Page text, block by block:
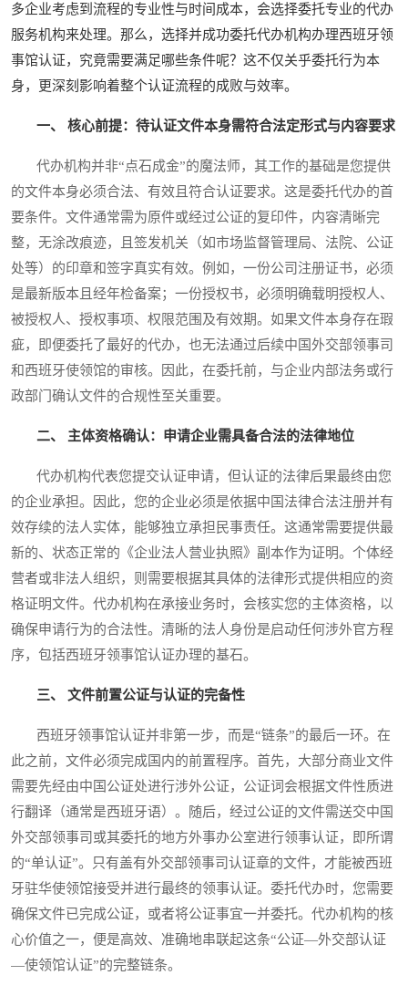
多企业考虑到流程的专业性与时间成本，会选择委托专业的代办
服务机构来处理。那么，选择并成功委托代办机构办理西班牙领
事馆认证，究竟需要满足哪些条件呢？这不仅关乎委托行为本
身，更深刻影响着整个认证流程的成败与效率。
一、 核心前提：待认证文件本身需符合法定形式与内容要求
代办机构并非“点石成金”的魔法师，其工作的基础是您提供
的文件本身必须合法、有效且符合认证要求。这是委托代办的首
要条件。文件通常需为原件或经过公证的复印件，内容清晰完
整，无涂改痕迹，且签发机关（如市场监督管理局、法院、公证
处等）的印章和签字真实有效。例如，一份公司注册证书，必须
是最新版本且经年检备案；一份授权书，必须明确载明授权人、
被授权人、授权事项、权限范围及有效期。如果文件本身存在瑕
疵，即便委托了最好的代办，也无法通过后续中国外交部领事司
和西班牙使领馆的审核。因此，在委托前，与企业内部法务或行
政部门确认文件的合规性至关重要。
二、 主体资格确认：申请企业需具备合法的法律地位
代办机构代表您提交认证申请，但认证的法律后果最终由您
的企业承担。因此，您的企业必须是依据中国法律合法注册并有
效存续的法人实体，能够独立承担民事责任。这通常需要提供最
新的、状态正常的《企业法人营业执照》副本作为证明。个体经
营者或非法人组织，则需要根据其具体的法律形式提供相应的资
格证明文件。代办机构在承接业务时，会核实您的主体资格，以
确保申请行为的合法性。清晰的法人身份是启动任何涉外官方程
序，包括西班牙领事馆认证办理的基石。
三、 文件前置公证与认证的完备性
西班牙领事馆认证并非第一步，而是“链条”的最后一环。在
此之前，文件必须完成国内的前置程序。首先，大部分商业文件
需要先经由中国公证处进行涉外公证，公证词会根据文件性质进
行翻译（通常是西班牙语）。随后，经过公证的文件需送交中国
外交部领事司或其委托的地方外事办公室进行领事认证，即所谓
的“单认证”。只有盖有外交部领事司认证章的文件，才能被西班
牙驻华使领馆接受并进行最终的领事认证。委托代办时，您需要
确保文件已完成公证，或者将公证事宜一并委托。代办机构的核
心价值之一，便是高效、准确地串联起这条“公证—外交部认证
—使领馆认证”的完整链条。